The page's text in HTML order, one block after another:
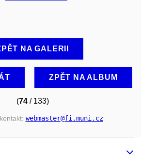
NA GALERII
ZPĚT NA ALBUM
(74/ 133)
webmaster@fi.muni.cz